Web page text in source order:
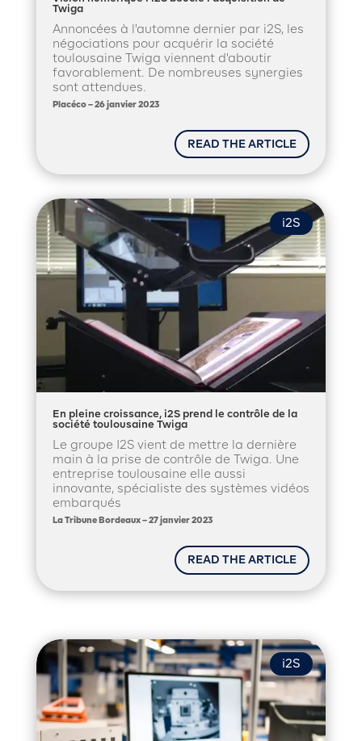
Twiga
Annoncées à l'automne dernier par i2S, les
négociations pour acquérir la société
toulousaine Twiga viennent d'aboutir
favorablement. De nombreuses synergies
sont attendues.
Placéco – 26 janvier 2023
READ THE ARTICLE
i2S
En pleine croissance, i2S prend le contrôle de la
société toulousaine Twiga
Le groupe I2S vient de mettre la dernière
main à la prise de contrôle de Twiga. Une
entreprise toulousaine elle aussi
innovante, spécialiste des systèmes vidéos
embarqués
La Tribune Bordeaux – 27 janvier 2023
READ THE ARTICLE
i2S